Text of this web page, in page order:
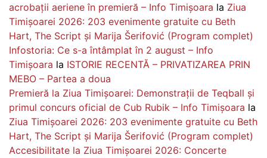
acrobații aeriene în premieră – Info Timișoara la Ziua
Timișoarei 2026: 203 evenimente gratuite cu Beth
Hart, The Script și Marija Šerifović (Program complet)
Infostoria: Ce s-a întâmplat în 2 august – Info
Timișoara la ISTORIE RECENTĂ – PRIVATIZAREA PRIN
MEBO – Partea a doua
Premieră la Ziua Timișoarei: Demonstrații de Teqball și
primul concurs oficial de Cub Rubik – Info Timișoara la
Ziua Timișoarei 2026: 203 evenimente gratuite cu Beth
Hart, The Script și Marija Šerifović (Program complet)
Accesibilitate la Ziua Timișoarei 2026: Concerte